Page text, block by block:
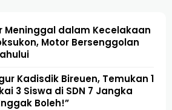
Meninggal dalam Kecelakaan
Motor Bersenggolan
Kadisdik Bireuen, Temukan 1
3 Siswa di SDN 7 Jangka
Boleh!”